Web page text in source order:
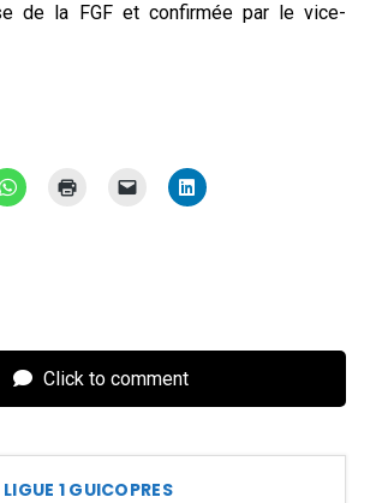
de la FGF et confirmée par le vice-
Click to comment
1 GUICOPRES